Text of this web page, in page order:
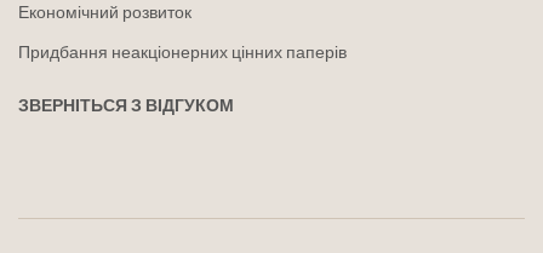
Економічний розвиток
Придбання неакціонерних цінних паперів
ЗВЕРНІТЬСЯ З ВІДГУКОМ